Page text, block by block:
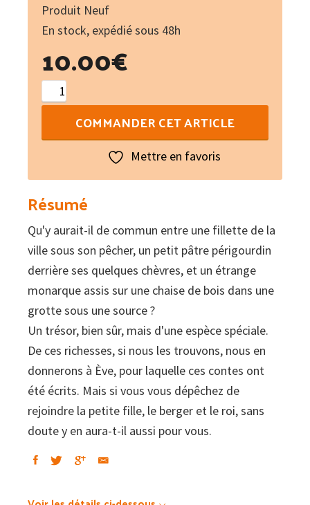
Produit Neuf
En stock, expédié sous 48h
10.00€
quantité
de
segut
de
Los
tres
calhaus
de
Pitit
Jan
-
Èva
et
ses
suivi
COMMANDER CET ARTICLE
Mettre en favoris
Résumé
Qu'y aurait-il de commun entre une fillette de la
ville sous son pêcher, un petit pâtre périgourdin
derrière ses quelques chèvres, et un étrange
monarque assis sur une chaise de bois dans une
grotte sous une source ?
Un trésor, bien sûr, mais d'une espèce spéciale.
De ces richesses, si nous les trouvons, nous en
donnerons à Ève, pour laquelle ces contes ont
été écrits. Mais si vous vous dépêchez de
rejoindre la petite fille, le berger et le roi, sans
doute y en aura-t-il aussi pour vous.